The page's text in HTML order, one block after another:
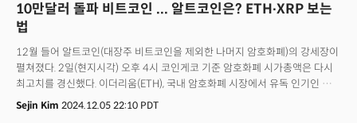
10만달러 돌파 비트코인 ... 알트코인은? ETH∙XRP 보는
법
12월 들어 알트코인(대장주 비트코인을 제외한 나머지 암호화폐)의 강세장이
펼쳐졌다. 2일(현지시각) 오후 4시 코인게코 기준 암호화폐 시가총액은 다시
최고치를 경신했다. 이더리움(ETH), 국내 암호화폐 시장에서 유독 인기인 리플
(XRP)과 일론 머스크가 지지하는 도지코인(DOGE) 상승세가 견인한 결과다.
대장주 비트코인(BTC) 외에 다른 코인은 어떻게 투자할까?👉 크립토 투자
Sejin Kim 2024.12.05 22:10 PDT